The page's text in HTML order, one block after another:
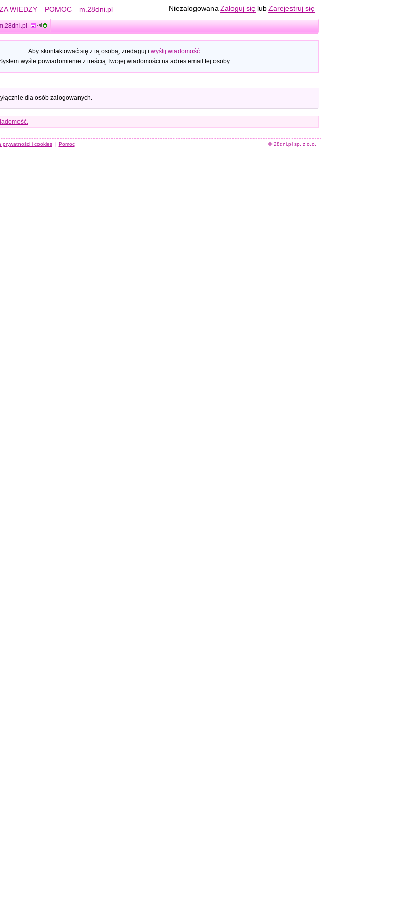
WIEDZY POMOC m.28dni.pl Niezalogowana Zaloguj się lub Zarejestruj się
Aby skontaktować się z tą osobą, zredaguj i wyślij wiadomość.
wyśle powiadomienie z treścią Twojej wiadomości na adres email tej osoby.
dla osób zalogowanych.
prywatności i cookies | Pomoc © 28dni.pl sp. z o.o.